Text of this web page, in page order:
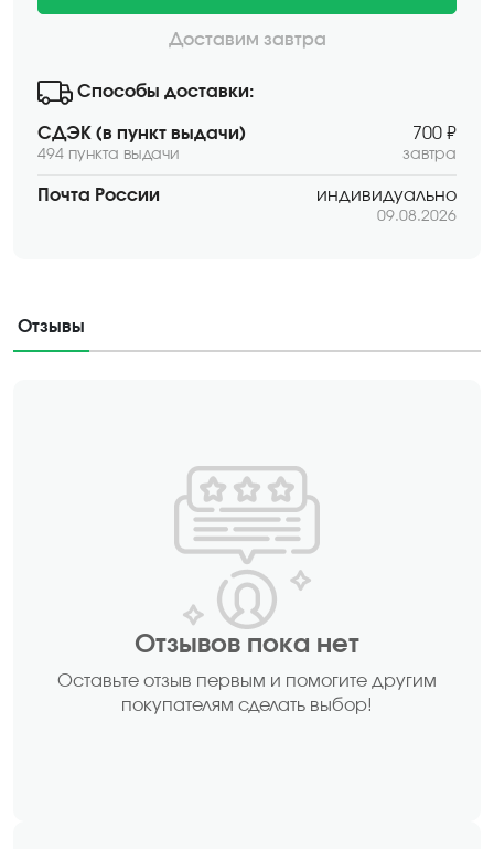
Доставим завтра
Способы доставки:
СДЭК (в пункт выдачи)
494 пункта выдачи
700 ₽
завтра
Почта России индивидуально
09.08.2026
Отзывы
Отзывов пока нет
Оставьте отзыв первым и помогите другим
покупателям сделать выбор!